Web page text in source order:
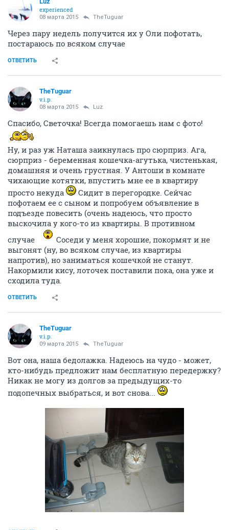
Дом из бруса
364167
250796 892
Болтушка (часть 32)
324276 1000
TheTuguar
v.i.p.
Да, Света, она милая такая
По-моему, на львенка
похожа
ОТВЕТИТЬ
Luz
experienced
08 марта 2015 TheTuguar
Через пару недель получится их у Оли пофотать,
постараюсь по всяком случае
ОТВЕТИТЬ
TheTuguar
08 марта 2015 Luz
Спасибо, Светочка! Всегда помогаешь нам с фото!
сюрприз - беременная кошечка-агутька, чистенькая,
домашняя и очень грустная. У Антоши в комнате
чихающие котятки, впустить мне ее в квартиру
просто некуда
Сидит в перегородке. Сейчас
пофотаем ее с сыном и попробуем объявление в
подъезде повесить (очень надеюсь, что просто
выскочила у кого-то из квартиры. В противном
Соседи у меня хорошие, покормят и не
выгонят (ну, во всяком случае, из квартиры
напротив), но заниматься кошечкой не станут.